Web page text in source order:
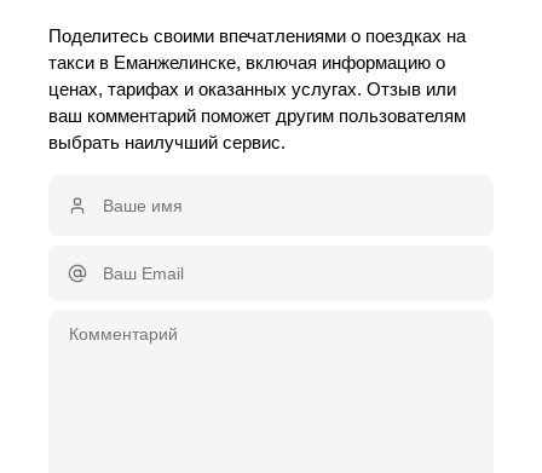
Поделитесь своими впечатлениями о поездках на
такси в Еманжелинске, включая информацию о
ценах, тарифах и оказанных услугах. Отзыв или
ваш комментарий поможет другим пользователям
выбрать наилучший сервис.